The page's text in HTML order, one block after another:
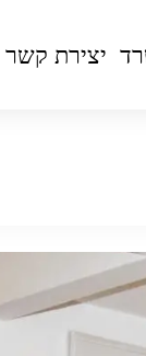
יצירת קשר